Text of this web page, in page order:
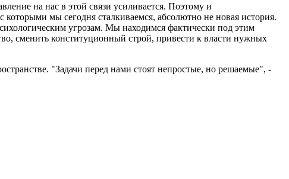
на нас в этой связи усиливается. Поэтому и
мы сегодня сталкиваемся, абсолютно не новая история.
угрозам. Мы находимся фактически под этим
сменить конституционный строй, привести к власти нужных
"Задачи перед нами стоят непростые, но решаемые", -